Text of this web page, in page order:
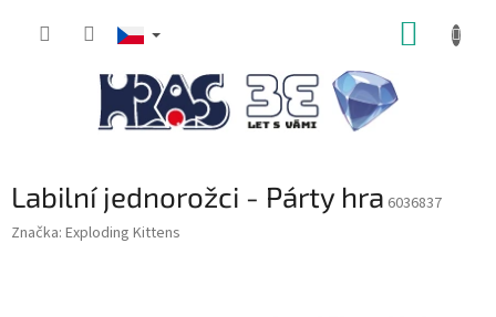
Labilní jednorožci - Párty hra 6036837
Značka: Exploding Kittens